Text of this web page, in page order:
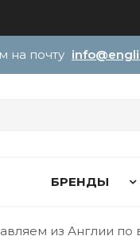
на почту
БРЕНДЫ
из Англии по